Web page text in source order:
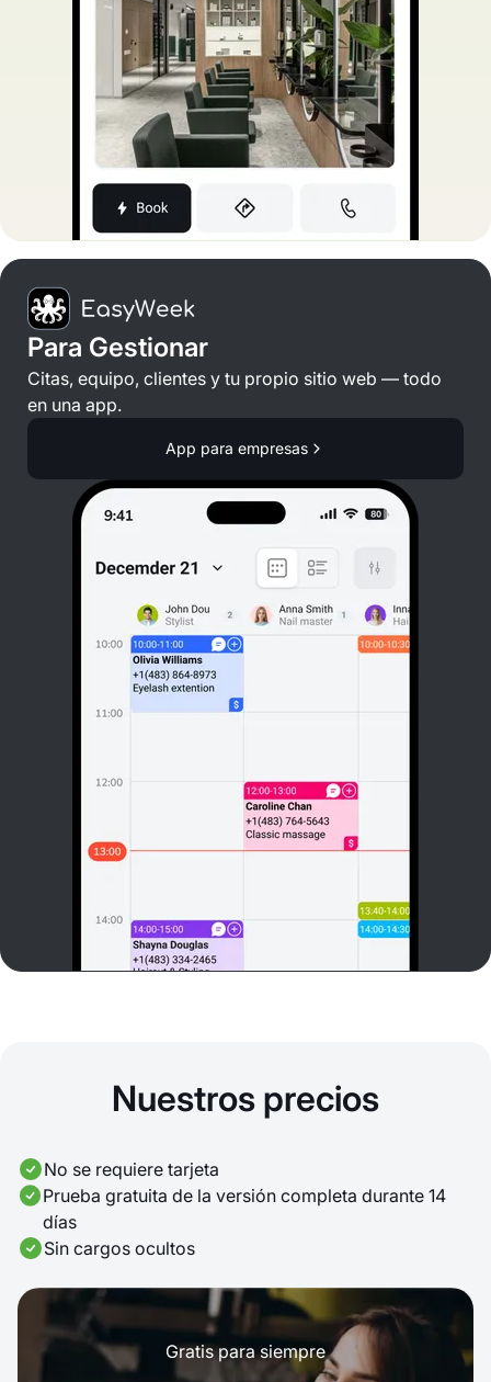
Para Gestionar
Citas, equipo, clientes y tu propio sitio web — todo
en una app.
App para empresas
Nuestros precios
No se requiere tarjeta
Prueba gratuita de la versión completa durante 14
días
Sin cargos ocultos
Gratis para siempre